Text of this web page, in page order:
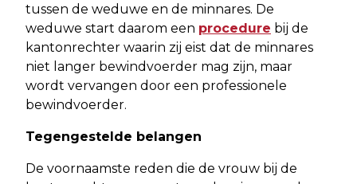
tussen de weduwe en de minnares. De
weduwe start daarom een procedure bij de
kantonrechter waarin zij eist dat de minnares
niet langer bewindvoerder mag zijn, maar
wordt vervangen door een professionele
bewindvoerder.
Tegengestelde belangen
De voornaamste reden die de vrouw bij de